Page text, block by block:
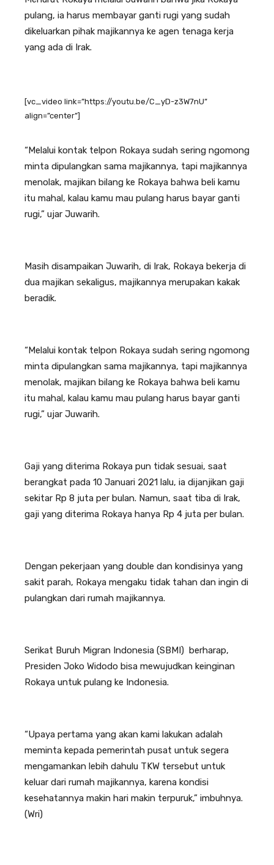
pulang, ia harus membayar ganti rugi yang sudah
dikeluarkan pihak majikannya ke agen tenaga kerja
yang ada di Irak.
[vc_video link=”https://youtu.be/C_yD-z3W7nU”
align=”center”]
“Melalui kontak telpon Rokaya sudah sering ngomong
minta dipulangkan sama majikannya, tapi majikannya
menolak, majikan bilang ke Rokaya bahwa beli kamu
itu mahal, kalau kamu mau pulang harus bayar ganti
rugi,” ujar Juwarih.
Masih disampaikan Juwarih, di Irak, Rokaya bekerja di
dua majikan sekaligus, majikannya merupakan kakak
beradik.
“Melalui kontak telpon Rokaya sudah sering ngomong
minta dipulangkan sama majikannya, tapi majikannya
menolak, majikan bilang ke Rokaya bahwa beli kamu
itu mahal, kalau kamu mau pulang harus bayar ganti
rugi,” ujar Juwarih.
Gaji yang diterima Rokaya pun tidak sesuai, saat
berangkat pada 10 Januari 2021 lalu, ia dijanjikan gaji
sekitar Rp 8 juta per bulan. Namun, saat tiba di Irak,
gaji yang diterima Rokaya hanya Rp 4 juta per bulan.
Dengan pekerjaan yang double dan kondisinya yang
sakit parah, Rokaya mengaku tidak tahan dan ingin di
pulangkan dari rumah majikannya.
Serikat Buruh Migran Indonesia (SBMI) berharap,
Presiden Joko Widodo bisa mewujudkan keinginan
Rokaya untuk pulang ke Indonesia.
“Upaya pertama yang akan kami lakukan adalah
meminta kepada pemerintah pusat untuk segera
mengamankan lebih dahulu TKW tersebut untuk
keluar dari rumah majikannya, karena kondisi
kesehatannya makin hari makin terpuruk,” imbuhnya.
(Wri)